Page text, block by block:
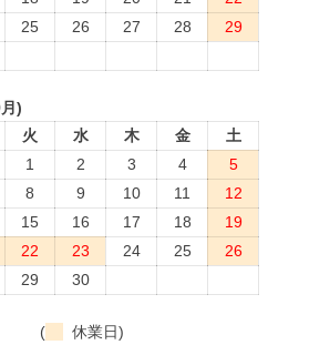
25 26 27 28
29
)
火 水 木 金
土
1
2 3 4
5
8 9 10 11
12
15 16 17 18
19
22 23 24 25
26
29 30
( 休業日)